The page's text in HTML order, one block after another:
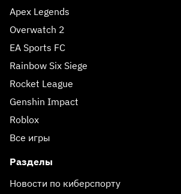
Apex Legends
Overwatch 2
EA Sports FC
Rainbow Six Siege
Rocket League
Genshin Impact
Roblox
Все игры
Разделы
Новости по киберспорту